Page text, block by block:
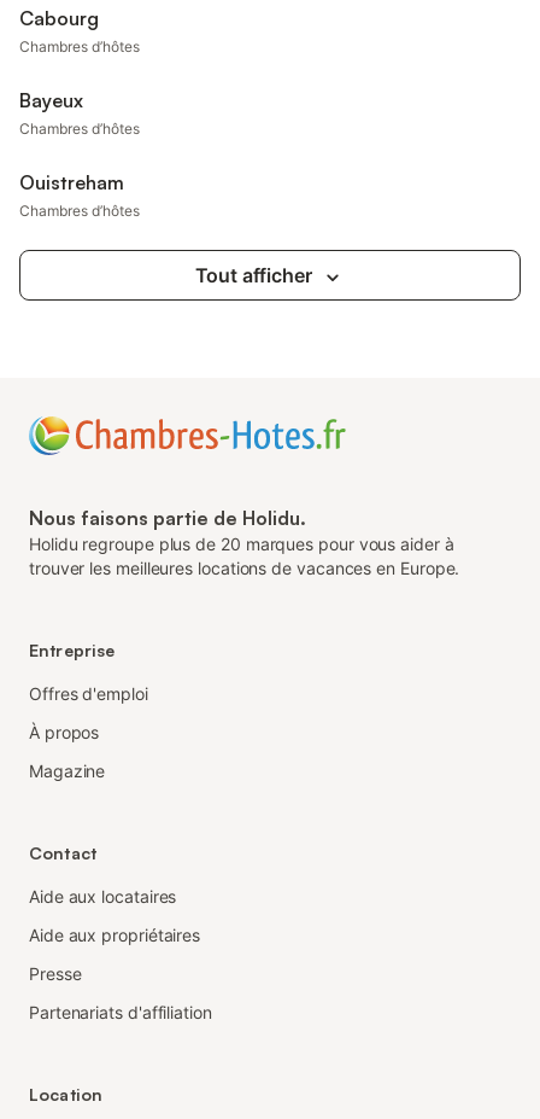
Cabourg
Chambres d’hôtes
Bayeux
Chambres d’hôtes
Ouistreham
Chambres d’hôtes
Tout afficher
Nous faisons partie de Holidu.
Holidu regroupe plus de 20 marques pour vous aider à
trouver les meilleures locations de vacances en Europe.
Entreprise
Offres d'emploi
À propos
Magazine
Contact
Aide aux locataires
Aide aux propriétaires
Presse
Partenariats d'affiliation
Location